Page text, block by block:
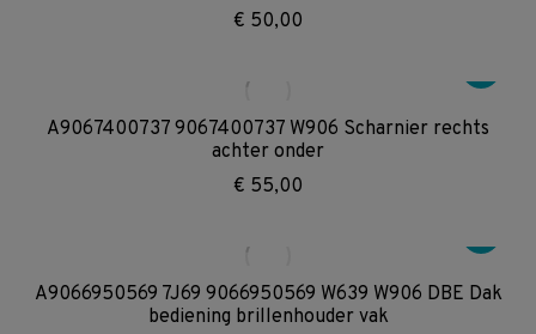
€ 50,00
A9067400737 9067400737 W906 Scharnier rechts
achter onder
€ 55,00
A9066950569 7J69 9066950569 W639 W906 DBE Dak
bediening brillenhouder vak